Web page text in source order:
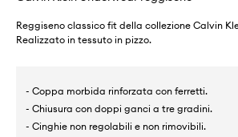
Reggiseno classico fit della collezione Calvin
Realizzato in tessuto in pizzo.
- Coppa morbida rinforzata con ferretti.
- Chiusura con doppi ganci a tre gradini.
- Cinghie non regolabili e non rimovibili.